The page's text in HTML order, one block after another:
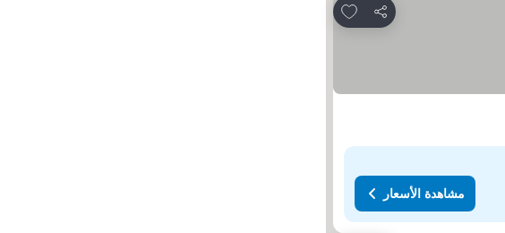
مشاركة
Add to favorites
مشاهدة الأسعار